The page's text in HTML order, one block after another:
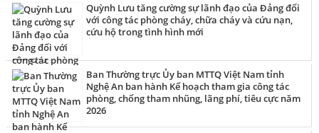
Quỳnh Lưu tăng cường sự lãnh đạo của Đảng đối
với công tác phòng cháy, chữa cháy và cứu nạn,
cứu hộ trong tình hình mới
Ban Thường trực Ủy ban MTTQ Việt Nam tỉnh
Nghệ An ban hành Kế hoạch tham gia công tác
phòng, chống tham nhũng, lãng phí, tiêu cực năm
2026